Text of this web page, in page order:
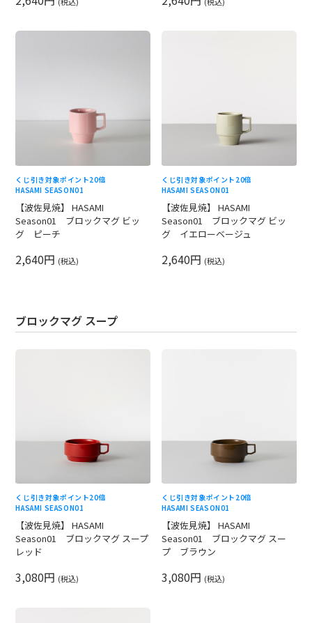
くじ引き対象ポイント20倍
HASAMI SEASON01
【波佐見焼】 HASAMI
Season01 ブロックマグ ビッ
グ ピーチ
2,640円 (税込)
くじ引き対象ポイント20倍
HASAMI SEASON01
【波佐見焼】 HASAMI
Season01 ブロックマグ ビッ
グ イエローベージュ
2,640円 (税込)
ブロックマグ スープ
くじ引き対象ポイント20倍
HASAMI SEASON01
【波佐見焼】 HASAMI
Season01 ブロックマグ スープ
レッド
3,080円 (税込)
くじ引き対象ポイント20倍
HASAMI SEASON01
【波佐見焼】 HASAMI
Season01 ブロックマグ スー
プ ブラウン
3,080円 (税込)